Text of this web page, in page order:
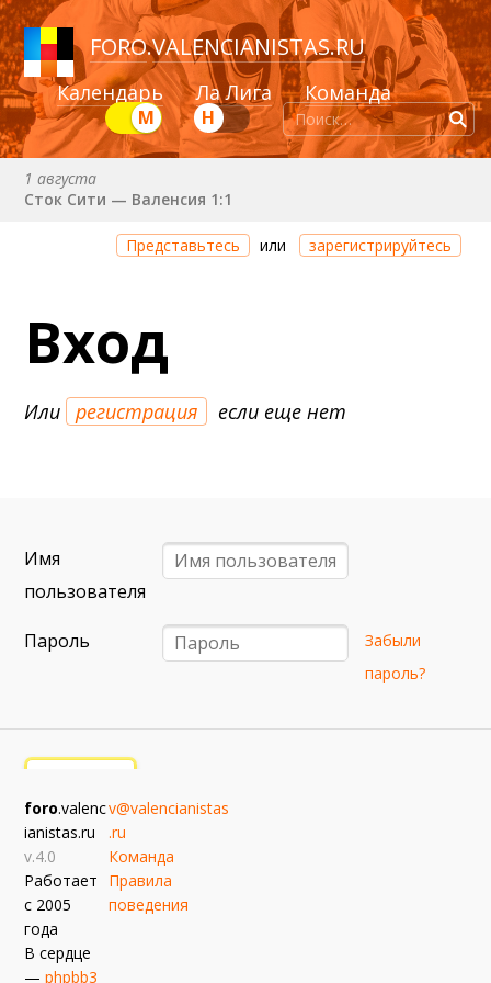
FORO.VALENCIANISTAS.RU
Календарь Ла Лига Команда
Н
М
1 августа
Сток Сити — Валенсия 1:1
8 августа (сб) в 21:00 (исп)
Валенсия — Ньюкасл
Валенсия — Сельта
25 августа (вт) в 21:00 (исп)
30 августа (вс) в 19:30 (исп)
примерно 13 сентября
Севилья — Валенсия
примерно 16 сентября
Алавес — Валенсия
Расинг — Валенсия
примерно 18 октября
Валенсия — Атлетик
Представьтесь или зарегистрируйтесь
Вход
Или регистрация если еще нет
Имя
пользователя
Пароль
Забыли
пароль?
foro.valenc
ianistas.ru
v.4.0
Работает
с 2005
года
В сердце
—phpbb3
v@valencianistas
.ru
Команда
Правила
поведения